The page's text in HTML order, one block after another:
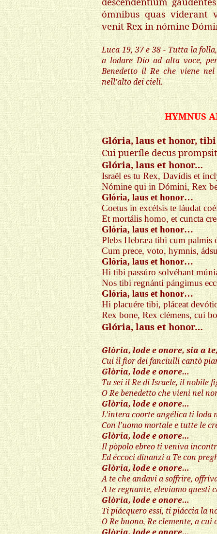
ómnibus quas víderant
venit Rex in nómine
Luca19, 37 e 38 - Tutta la
a lodare Dio ad alta voce,
Benedetto il Re che viene
nell’alto dei cieli.
HYMNUS
Glória, laus et honor,
Cui pueríle decus
Glória, laus et honor…
Israël es tu Rex, Davídis et
Nómine qui in Dómini, Rex
Glória, laus et honor…
Coetus in excélsis te láudat
Et mortális homo, et cuncta
Glória, laus et honor…
Plebs Hebræa tibi cum palmis
Cum prece, voto, hymnis,
Glória, laus et honor…
Hi tibi passúro solvébant
Nos tibi regnánti pángimus
Glória, laus et honor…
Hi placuére tibi, pláceat
Rex bone, Rex clémens, cui
Glória, laus et honor…
Glòria, lode e onore, sia a
Cui il fior dei fanciulli cantò
Glòria, lode e onore…
Tu sei il Re di Israele, il nobile
O Re benedetto che vieni nel
Glòria, lode e onore…
L’intera coorte angélica ti loda
Con l’uomo mortale e tutte le
Glòria, lode e onore…
Il pòpolo ebreo ti veniva
Ed éccoci dinanzi a Te con
Glòria, lode e onore…
A te che andavi a soffrire,
A te regnante, eleviamo questi
Glòria, lode e onore…
Ti piácquero essi, ti piáccia la
O Re buono, Re clemente, a cui